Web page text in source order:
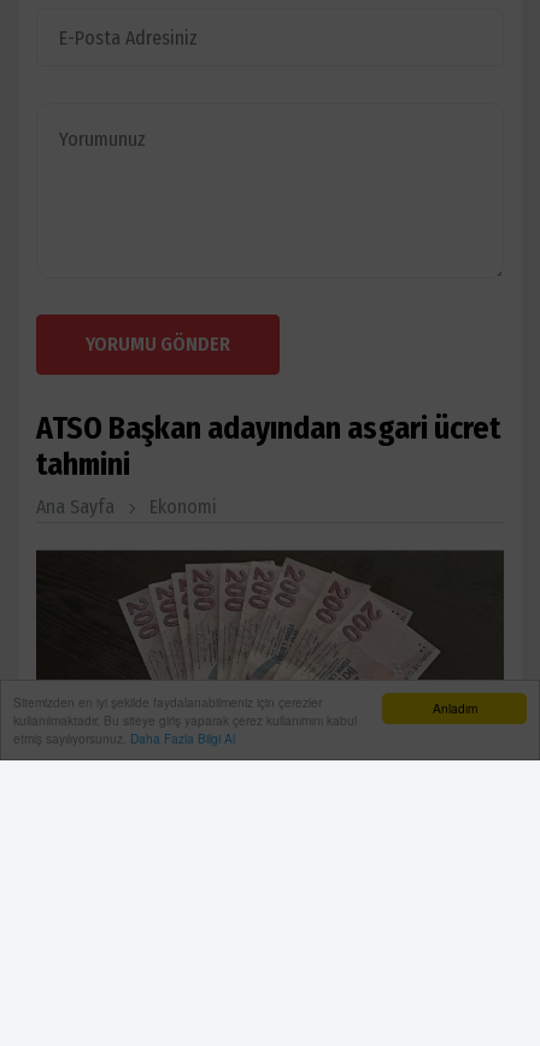
Anladım
Sitemizden en iyi şekilde faydalanabilmeniz için çerezler
kullanılmaktadır. Bu siteye giriş yaparak çerez kullanımını kabul
etmiş sayılıyorsunuz. Daha Fazla Bilgi Al
YORUMU GÖNDER
ATSO Başkan adayından asgari ücret
tahmini
Ana Sayfa Ekonomi